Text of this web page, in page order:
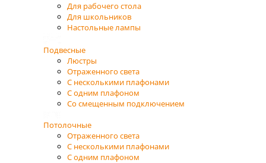
Для рабочего стола
Для школьников
Настольные лампы
Подвесные
Люстры
Отраженного света
С несколькими плафонами
С одним плафоном
Со смещенным подключением
Потолочные
Отраженного света
С несколькими плафонами
С одним плафоном